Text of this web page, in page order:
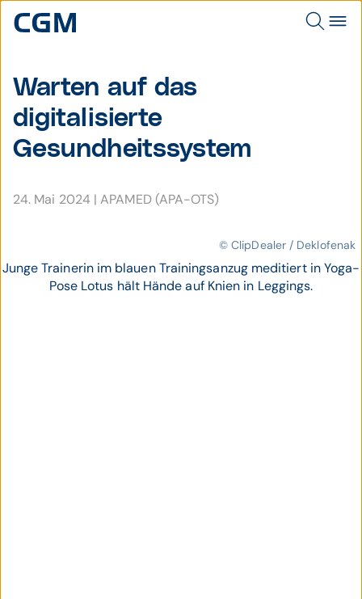
Warten auf das
digitalisierte
Gesundheitssystem
24. Mai 2024 |APAMED (APA-OTS)
© ClipDealer / Deklofenak
Junge Trainerin im blauen Trainingsanzug meditiert in Yoga-
Pose Lotus hält Hände auf Knien in Leggings.